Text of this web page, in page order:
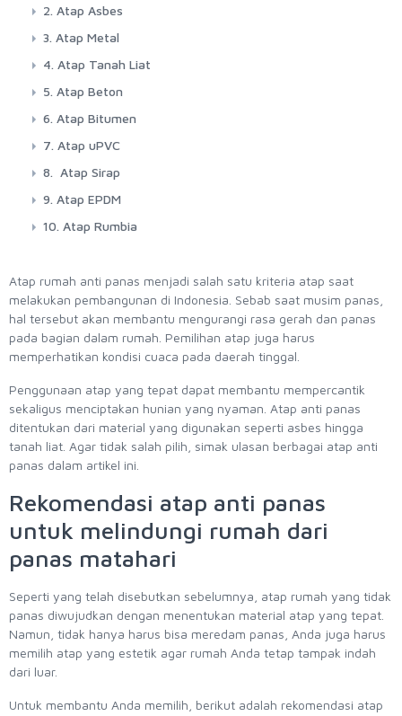
2. Atap Asbes
3. Atap Metal
4. Atap Tanah Liat
5. Atap Beton
6. Atap Bitumen
7. Atap uPVC
8. Atap Sirap
9. Atap EPDM
10. Atap Rumbia
Atap rumah anti panas menjadi salah satu kriteria atap saat
melakukan pembangunan di Indonesia. Sebab saat musim panas,
hal tersebut akan membantu mengurangi rasa gerah dan panas
pada bagian dalam rumah. Pemilihan atap juga harus
memperhatikan kondisi cuaca pada daerah tinggal.
Penggunaan atap yang tepat dapat membantu mempercantik
sekaligus menciptakan hunian yang nyaman. Atap anti panas
ditentukan dari material yang digunakan seperti asbes hingga
tanah liat. Agar tidak salah pilih, simak ulasan berbagai atap anti
panas dalam artikel ini.
Rekomendasi atap anti panas
untuk melindungi rumah dari
panas matahari
Seperti yang telah disebutkan sebelumnya, atap rumah yang tidak
panas diwujudkan dengan menentukan material atap yang tepat.
Namun, tidak hanya harus bisa meredam panas, Anda juga harus
memilih atap yang estetik agar rumah Anda tetap tampak indah
dari luar.
Untuk membantu Anda memilih, berikut adalah rekomendasi atap